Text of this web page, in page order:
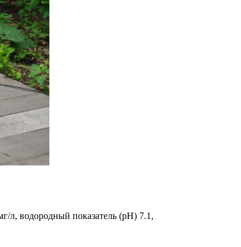
л, водородный показатель (pH) 7.1,